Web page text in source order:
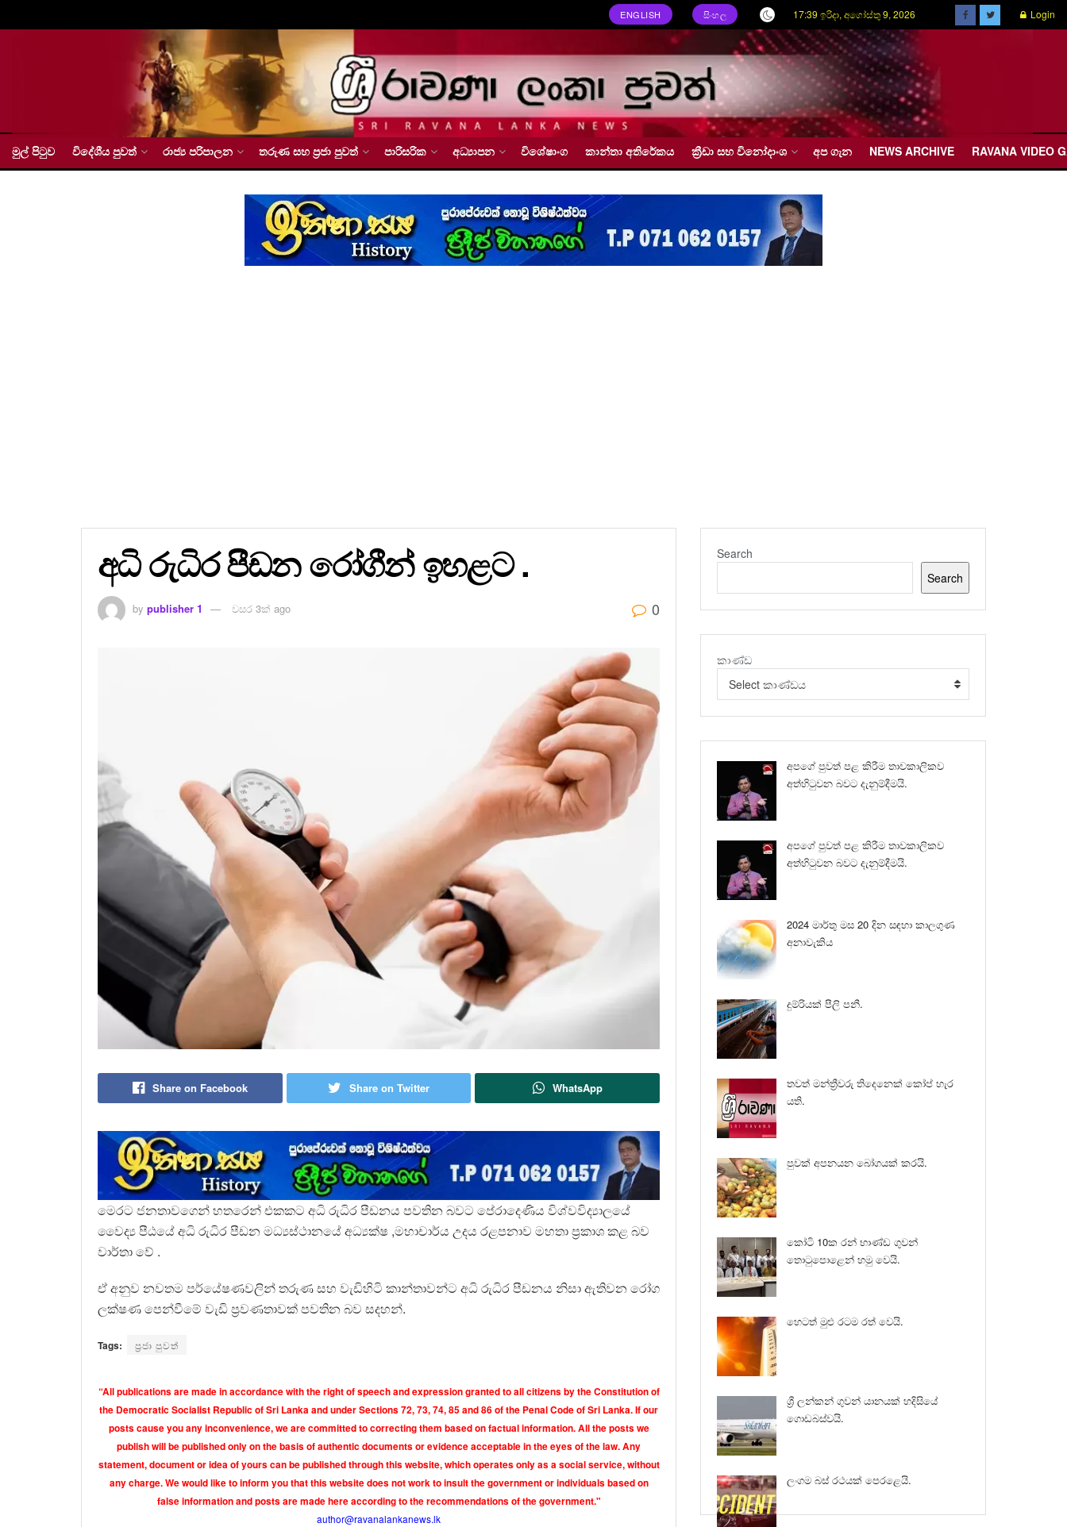
ENGLISH සිංහල 17:39 ඉරිදා, අගෝස්තු 9, 2026 Login
මුල් පිටුව විදේශීය පුවත් රාජ්‍ය පරිපාලන තරුණ සහ ප්‍රජා පුවත් පාරිසරික අධ්‍යාපන විශේෂාංග කාන්තා අතිරේකය ක්‍රීඩා සහ විනෝදාංශ අප ගැන NEWS ARCHIVE RAVANA VIDEO
අධි රුධිර පීඩන රෝගීන් ඉහළට .
by publisher 1 වසර 3ක් ago 0
Share on Facebook Share on Twitter WhatsApp
මෙරට ජනතාවගෙන් හතරෙන් එකකට අධි රුධිර පීඩනය පවතින බවට පේරාදෙණිය විශ්වවිද්‍යාලයේ
වෛද්‍ය පීඨයේ අධි රුධිර පීඩන මධ්‍යස්ථානයේ අධ්‍යක්ෂ ,මහාචාර්ය උදය රළපනාව මහතා ප්‍රකාශ කළ බව
වාර්තා වේ .
ඒ අනුව නවතම පර්යේෂණවලින් තරුණ සහ වැඩිහිටි කාන්තාවන්ට අධි රුධිර පීඩනය නිසා ඇතිවන රෝග
ලක්ෂණ පෙන්වීමේ වැඩි ප්‍රවණතාවක් පවතින බව සදහන්.
Tags: ප්‍රජා පුවත්
“All publications are made in accordance with the right of speech and expression granted to all citizens by the Constitution of
the Democratic Socialist Republic of Sri Lanka and under Sections 72, 73, 74, 85 and 86 of the Penal Code of Sri Lanka. If our
posts cause you any inconvenience, we are committed to correcting them based on factual information. All the posts we
publish will be published only on the basis of authentic documents or evidence acceptable in the eyes of the law. Any
statement, document or idea of yours can be published through this website, which operates only as a social service, without
any charge. We would like to inform you that this website does not work to insult the government or individuals based on
false information and posts are made here according to the recommendations of the government."
author@ravanalankanews.lk
Search
Search
කාණ්ඩ
Select කාණ්ඩය
අපගේ පුවත් පළ කිරීම තාවකාලිකව
අත්හිටුවන බවට දැනුම්දීමයි.
අපගේ පුවත් පළ කිරීම තාවකාලිකව
අත්හිටුවන බවට දැනුම්දීමයි.
2024 මාර්තු මස 20 දින සඳහා කාලගුණ
අනාවැකිය
දුම්රියක් පීලි පනී.
තවත් මන්ත්‍රීවරු තිදෙනෙක් කෝප් හැර
යති.
පුවක් අපනයන බෝගයක් කරයි.
කෝටි 10ක රන් භාණ්ඩ ගුවන්
තොටුපොළෙන් හමු වෙයි.
හෙටත් මුළු රටම රත් වෙයි.
ශ්‍රී ලන්කන් ගුවන් යානයක් හදිසියේ
ගොඩබස්වයි.
ලංගම බස් රථයක් පෙරළෙයි.